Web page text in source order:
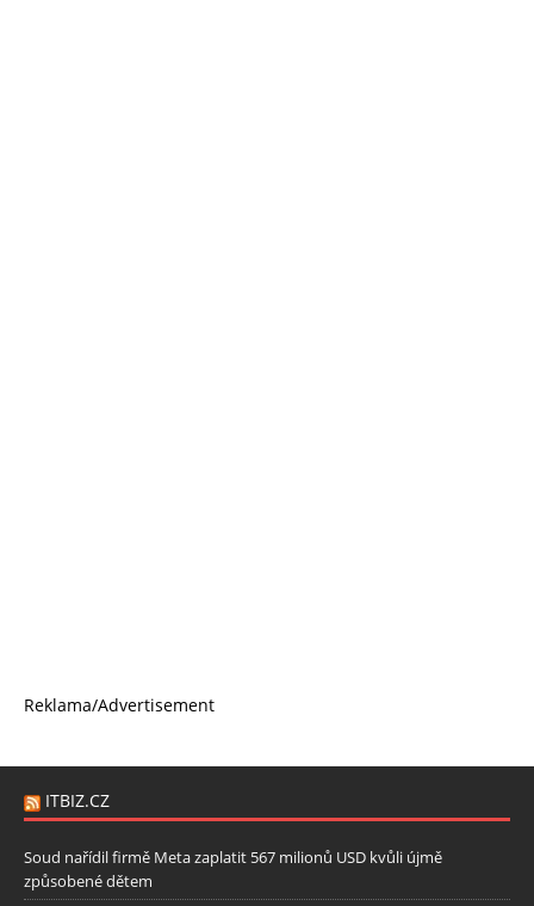
Reklama/Advertisement
ITBIZ.CZ
Soud nařídil firmě Meta zaplatit 567 milionů USD kvůli újmě
způsobené dětem